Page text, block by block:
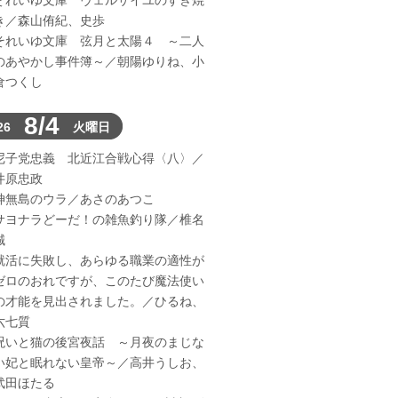
／森山侑紀、史歩
れいゆ文庫 弦月と太陽４ ～二人
あやかし事件簿～／朝陽ゆりね、小
つくし
8/4 火曜日
子党忠義 北近江合戦心得〈八〉／
原忠政
無島のウラ／あさのあつこ
ヨナラどーだ！の雑魚釣り隊／椎名
活に失敗し、あらゆる職業の適性が
ロのおれですが、このたび魔法使い
才能を見出されました。／ひるね、
七質
いと猫の後宮夜話 ～月夜のまじな
妃と眠れない皇帝～／高井うしお、
田ほたる